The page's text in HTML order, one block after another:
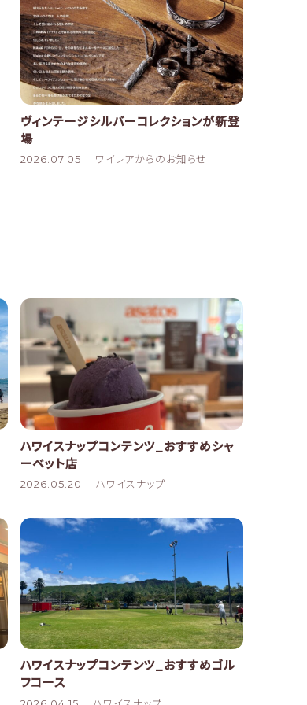
ヴィンテージシルバーコレクションが新登
場
2026.07.05 ワイレアからのお知らせ
ハワイスナップコンテンツ_おすすめシャ
ーベット店
2026.05.20 ハワイスナップ
ハワイスナップコンテンツ_おすすめゴル
フコース